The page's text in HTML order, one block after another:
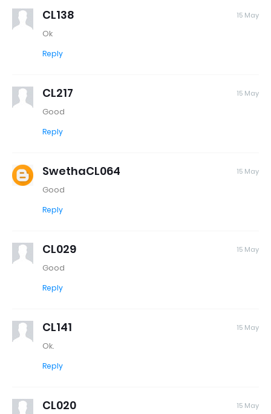
CL138 15 May
Ok
Reply
CL217 15 May
Good
Reply
SwethaCL064 15 May
Good
Reply
CL029 15 May
Good
Reply
CL141 15 May
Ok.
Reply
CL020 15 May